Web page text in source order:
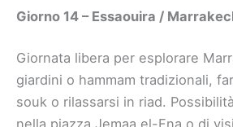
Giorno 14 – Essaouira /
Giornata libera per esplorare
giardini o hammam tradizionali,
souk o rilassarsi in riad.